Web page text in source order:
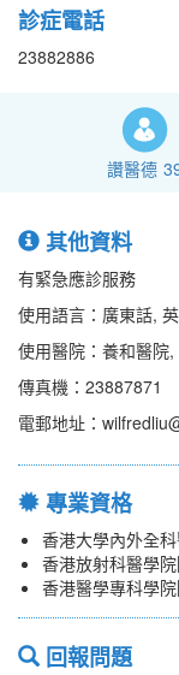
診症電話
23882886
讚醫德
其他資料
有緊急應診服務
使用語言：廣東話,
使用醫院：養和醫院
傳真機：23887871
電郵地址：
專業資格
香港大學內外全
香港放射科醫學
香港醫學專科學
回報問題